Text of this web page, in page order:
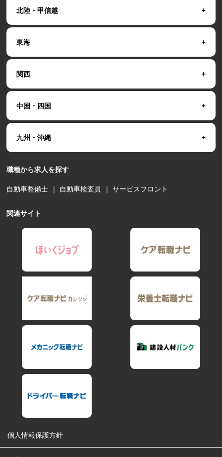
北陸・甲信越
東海
関西
中国・四国
九州・沖縄
職種から求人を探す
自動車整備士 ｜ 自動車検査員 ｜サービスフロント
関連サイト
個人情報保護方針